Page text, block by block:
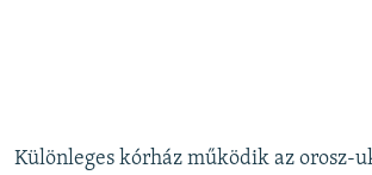
Különleges kórház működik az orosz-